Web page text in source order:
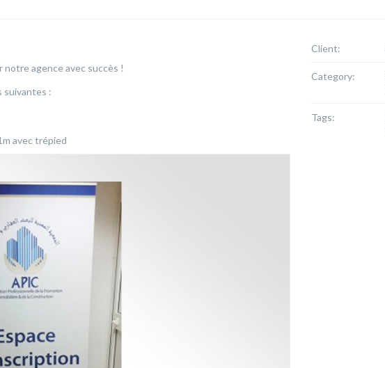
notre agence avec succès !
suivantes :
avec trépied
Client:
Category:
Tags: